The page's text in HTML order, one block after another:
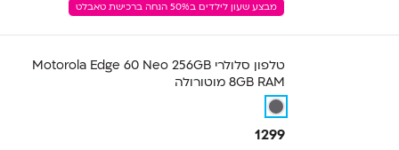
מבצע שעון לילדים ב50% הנחה ברכישת טאבלט
טלפון סלולרי Motorola Edge 60 Neo 256GB
8GB RAM מוטורולה
1299